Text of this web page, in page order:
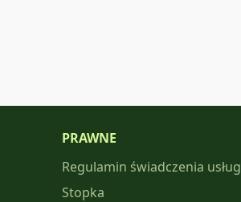
PRAWNE
Regulamin świadczenia usług
Stopka